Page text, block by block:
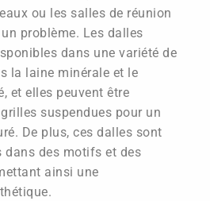
ou les salles de réunion
problème. Les dalles
dans une variété de
la laine minérale et le
et elles peuvent être
suspendues pour un
De plus, ces dalles sont
dans des motifs et des
ainsi une